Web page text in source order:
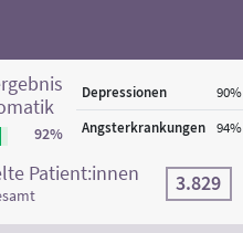
92%
Depressionen 90%
Angsterkrankungen 94%
Patient:innen 3.829